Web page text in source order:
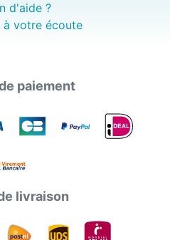
d'aide ?
à votre écoute
paiement
livraison